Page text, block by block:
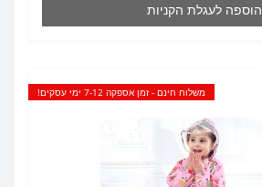
הוספה לעגלת הקניות
משלוח חינם - זמן אספקה 7-12 ימי עסקים!